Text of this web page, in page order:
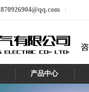
870926904@qq.com
产品中心